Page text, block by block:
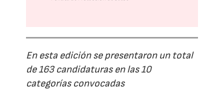
En esta edición se presentaron un total
de 163 candidaturas en las 10
categorías convocadas